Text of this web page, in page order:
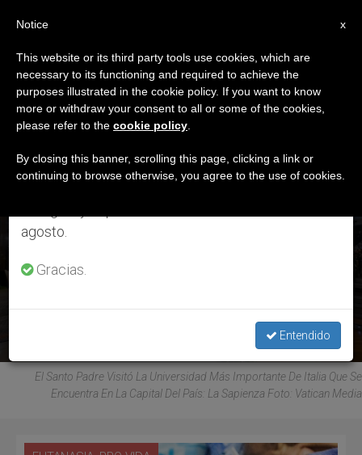
DÍA
Mayo 14th, 2026
ÚLTIMAS NOTICIAS
Ni suma de lo que tenemos, ni algoritmos ni materia
ensamblada al azar: ¿qué sí somos? 2 preguntas hechas
MAY 14, 2026 01:47
El Santo Padre Visitó La Universidad Más Importante De Italia Que Se
Encuentra En La Capital Del País: La Sapienza Foto: Vatican Media
×
Aviso importante
Del 27 de julio al 7 de agosto haremos la pausa
anual, aprovechando que en el periodo de verano
se generan menos informaciones y también el
agosto.
Gracias.
Entendido
x
Notice
This website or its third party tools use cookies, which are
necessary to its functioning and required to achieve the
purposes illustrated in the cookie policy. If you want to know
more or withdraw your consent to all or some of the cookies,
please refer to the cookie policy
By closing this banner, scrolling this page, clicking a link or
continuing to browse otherwise, you agree to the use of cookies.